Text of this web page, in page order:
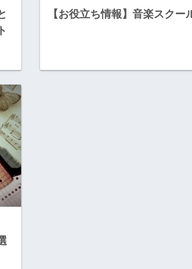
【お役立ち情報】音楽スクー